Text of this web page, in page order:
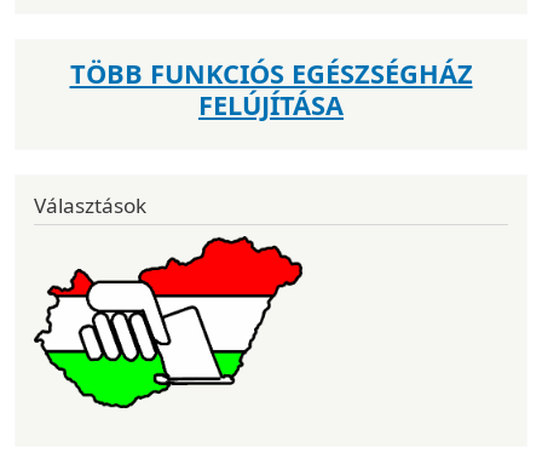
TÖBB FUNKCIÓS EGÉSZSÉGHÁZ
FELÚJÍTÁSA
Választások